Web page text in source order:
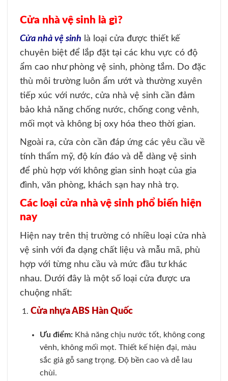
Cửa nhà vệ sinh là gì?
Cửa nhà vệ sinh là loại cửa được thiết kế
chuyên biệt để lắp đặt tại các khu vực có độ
ẩm cao như phòng vệ sinh, phòng tắm. Do đặc
thù môi trường luôn ẩm ướt và thường xuyên
tiếp xúc với nước, cửa nhà vệ sinh cần đảm
bảo khả năng chống nước, chống cong vênh,
mối mọt và không bị oxy hóa theo thời gian.
Ngoài ra, cửa còn cần đáp ứng các yêu cầu về
tính thẩm mỹ, độ kín đáo và dễ dàng vệ sinh
để phù hợp với không gian sinh hoạt của gia
đình, văn phòng, khách sạn hay nhà trọ.
Các loại cửa nhà vệ sinh phổ biến hiện
nay
Hiện nay trên thị trường có nhiều loại cửa nhà
vệ sinh với đa dạng chất liệu và mẫu mã, phù
hợp với từng nhu cầu và mức đầu tư khác
nhau. Dưới đây là một số loại cửa được ưa
chuộng nhất:
Cửa nhựa ABS Hàn Quốc
Ưu điểm:Khả năng chịu nước tốt, không cong
vênh, không mối mọt. Thiết kế hiện đại, màu
sắc giả gỗ sang trọng. Độ bền cao và dễ lau
chùi.